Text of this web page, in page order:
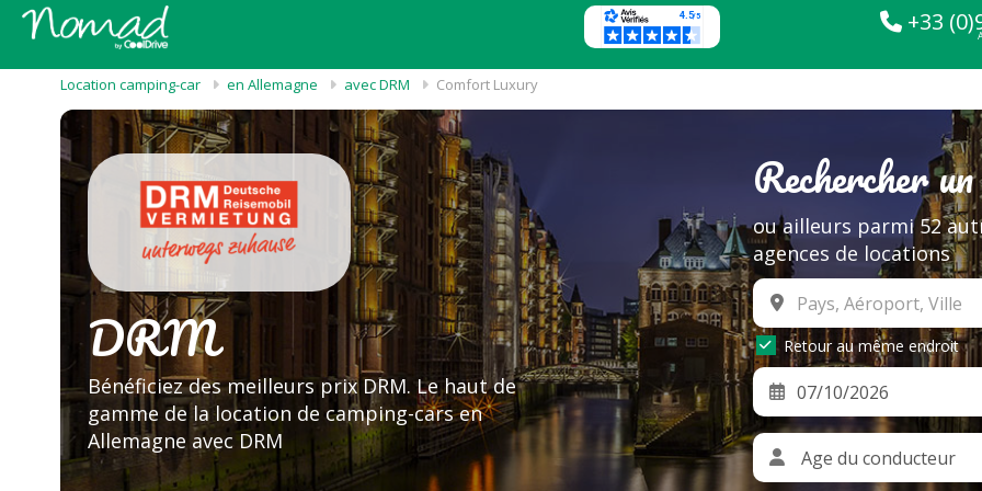
+33
Location camping-car en Allemagne avec DRM Comfort Luxury
DRM
Bénéficiez des meilleurs prix DRM. Le haut de
gamme de la location de camping-cars en
Allemagne avec DRM
Rechercher
ou ailleurs parmi 52
agences de locations
Retour au même endroit